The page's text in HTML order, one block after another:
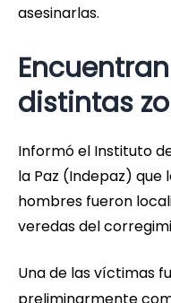
asesinarlas.
distintas
Informó el Instituto
la Paz (Indepaz) que
hombres fueron
veredas del
Una de las víctimas